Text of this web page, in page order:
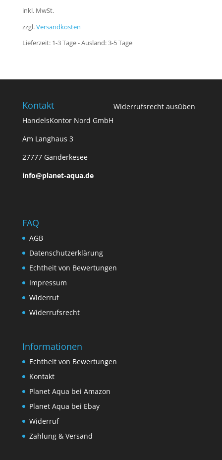
inkl. MwSt.
zzgl.Versandkosten
Lieferzeit: 1-3 Tage - Ausland: 3-5 Tage
Kontakt
HandelsKontor Nord GmbH
Am Langhaus 3
27777 Ganderkesee
info@planet-aqua.de
Widerrufsrecht ausüben
FAQ
AGB
Datenschutzerklärung
Echtheit von Bewertungen
Impressum
Widerruf
Widerrufsrecht
Informationen
Echtheit von Bewertungen
Kontakt
Planet Aqua bei Amazon
Planet Aqua bei Ebay
Widerruf
Zahlung & Versand